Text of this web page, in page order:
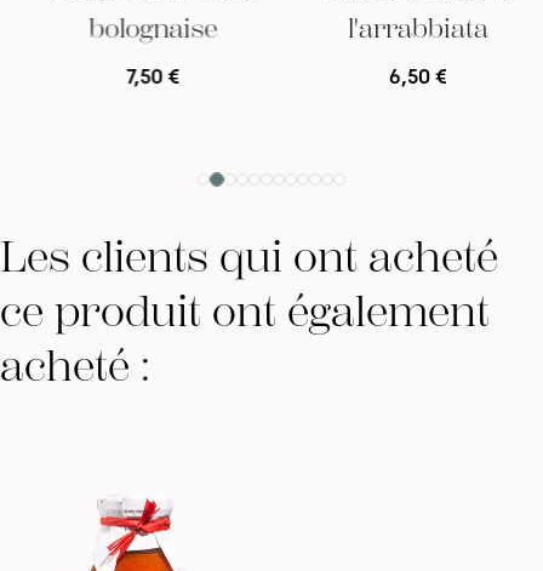
bolognaise
7,50 €
l'arrabbiata
6,50 €
Les clients qui ont acheté
ce produit ont également
acheté :